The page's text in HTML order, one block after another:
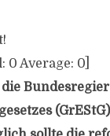
0 Average: 0